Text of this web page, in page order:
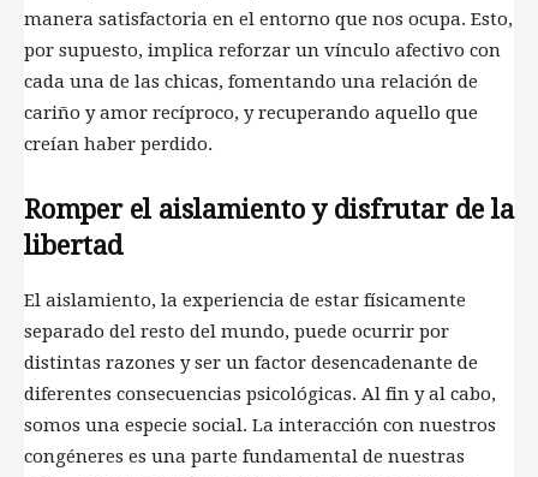
manera satisfactoria en el entorno que nos ocupa. Esto,
por supuesto, implica reforzar un vínculo afectivo con
cada una de las chicas, fomentando una relación de
cariño y amor recíproco, y recuperando aquello que
creían haber perdido.
Romper el aislamiento y disfrutar de la
libertad
El aislamiento, la experiencia de estar físicamente
separado del resto del mundo, puede ocurrir por
distintas razones y ser un factor desencadenante de
diferentes consecuencias psicológicas. Al fin y al cabo,
somos una especie social. La interacción con nuestros
congéneres es una parte fundamental de nuestras